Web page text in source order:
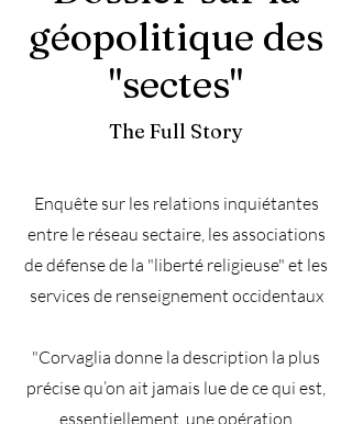
géopolitique des
"sectes"
The Full Story
Enquête sur les relations inquiétantes
entre le réseau sectaire, les associations
de défense de la "liberté religieuse" et les
services de renseignement occidentaux
"Corvaglia donne la description la plus
précise qu’on ait jamais lue de ce qui est,
essentiellement, une opération